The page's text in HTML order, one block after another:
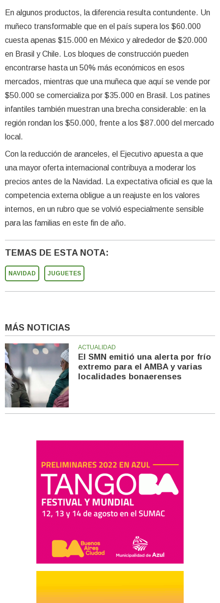
En algunos productos, la diferencia resulta contundente. Un
muñeco transformable que en el país supera los $60.000
cuesta apenas $15.000 en México y alrededor de $20.000
en Brasil y Chile. Los bloques de construcción pueden
encontrarse hasta un 50% más económicos en esos
mercados, mientras que una muñeca que aquí se vende por
$50.000 se comercializa por $35.000 en Brasil. Los patines
infantiles también muestran una brecha considerable: en la
región rondan los $50.000, frente a los $87.000 del mercado
local.
Con la reducción de aranceles, el Ejecutivo apuesta a que
una mayor oferta internacional contribuya a moderar los
precios antes de la Navidad. La expectativa oficial es que la
competencia externa obligue a un reajuste en los valores
internos, en un rubro que se volvió especialmente sensible
para las familias en este fin de año.
TEMAS DE ESTA NOTA:
NAVIDAD JUGUETES
MÁS NOTICIAS
ACTUALIDAD
El SMN emitió una alerta por frío
extremo para el AMBA y varias
localidades bonaerenses